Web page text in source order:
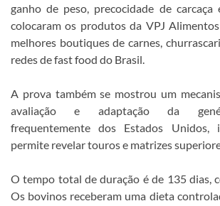
ganho de peso, precocidade de carcaça
colocaram os produtos da VPJ
melhores boutiques de carnes,
redes de fast food do Brasil.
A prova também se mostrou um
avaliação e adaptação da
frequentemente dos Estados Unidos,
permite revelar touros e matrizes
O tempo total de duração é de 135 dias,
Os bovinos receberam uma dieta